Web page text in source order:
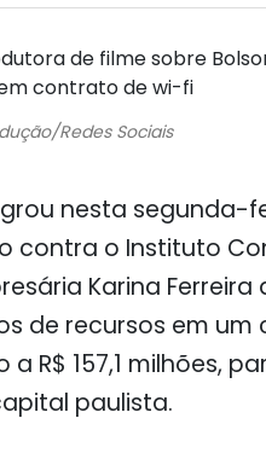
Redes Sociais
nesta segunda-
o Instituto
Karina Ferreira
de recursos em um
R$ 157,1 milhões,
paulista.